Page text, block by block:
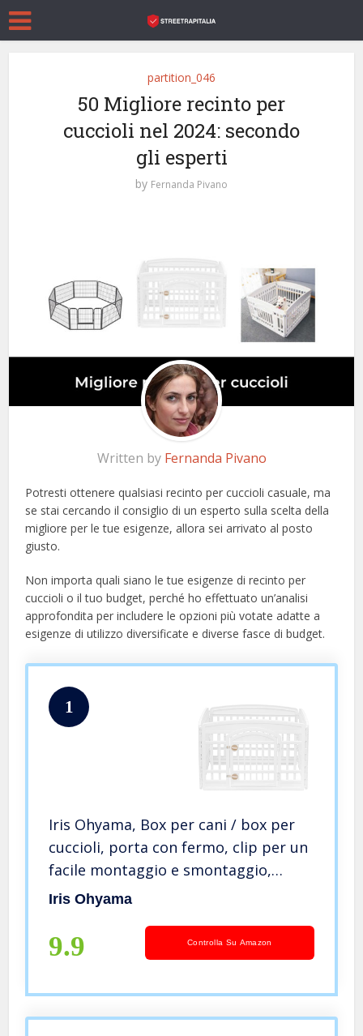
partition_046
50 Migliore recinto per
cuccioli nel 2024: secondo
gli esperti
by Fernanda Pivano
Written by Fernanda Pivano
Potresti ottenere qualsiasi recinto per cuccioli casuale, ma
se stai cercando il consiglio di un esperto sulla scelta della
migliore per le tue esigenze, allora sei arrivato al posto
giusto.
Non importa quali siano le tue esigenze di recinto per
cuccioli o il tuo budget, perché ho effettuato un’analisi
approfondita per includere le opzioni più votate adatte a
esigenze di utilizzo diversificate e diverse fasce di budget.
1
Iris Ohyama, Box per cani / box per
cuccioli, porta con fermo, clip per un
facile montaggio e smontaggio,
resistente alle intemperie per cane –
Iris Ohyama
9.9 Controlla Su Amazon